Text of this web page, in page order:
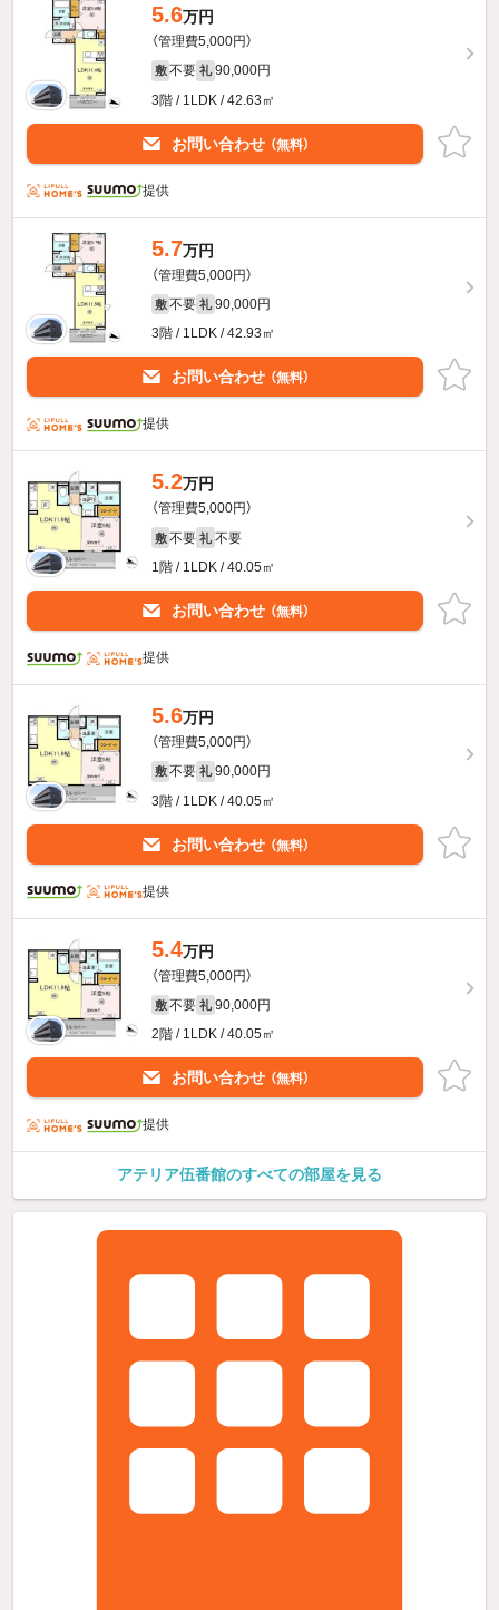
5.6万円
（管理費5,000円）
敷 不要 礼 90,000円
3階 / 1LDK / 42.63㎡
お問い合わせ （無料）
提供
5.7万円
（管理費5,000円）
敷 不要 礼 90,000円
3階 / 1LDK / 42.93㎡
お問い合わせ （無料）
提供
5.2万円
（管理費5,000円）
敷 不要 礼 不要
1階 / 1LDK / 40.05㎡
お問い合わせ （無料）
提供
5.6万円
（管理費5,000円）
敷 不要 礼 90,000円
3階 / 1LDK / 40.05㎡
お問い合わせ （無料）
提供
5.4万円
（管理費5,000円）
敷 不要 礼 90,000円
2階 / 1LDK / 40.05㎡
お問い合わせ （無料）
提供
アテリア伍番館のすべての部屋を見る